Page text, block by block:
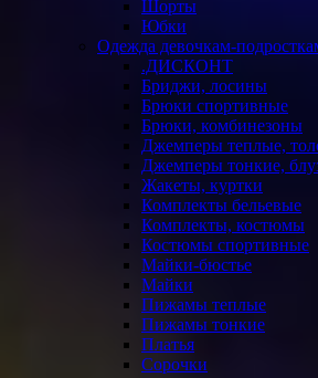
Шорты
Юбки
Одежда девочкам-
.ДИСКОНТ
Бриджи, лосины
Брюки спортивные
Брюки, комбинезоны
Джемперы теплые,
Джемперы тонкие,
Жакеты, куртки
Комплекты бельевые
Комплекты, костюмы
Костюмы спортивные
Майки-бюстье
Майки
Пижамы теплые
Пижамы тонкие
Платья
Сорочки